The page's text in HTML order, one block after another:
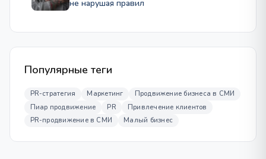
не нарушая правил
Популярные теги
PR-стратегия Маркетинг
Продвижение бизнеса в СМИ
Пиар продвижение
PR
Привлечение клиентов
PR-продвижение в СМИ
Малый бизнес